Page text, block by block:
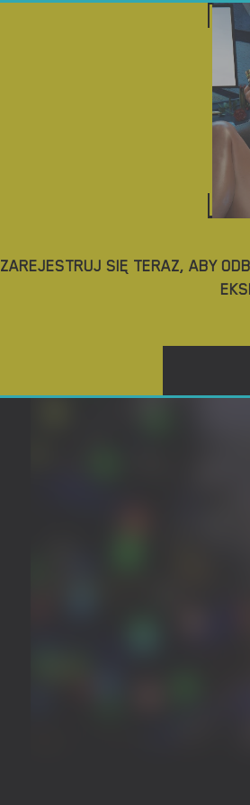
POBIERZ GRY
ZAREJESTRUJ SIĘ TERAZ, ABY